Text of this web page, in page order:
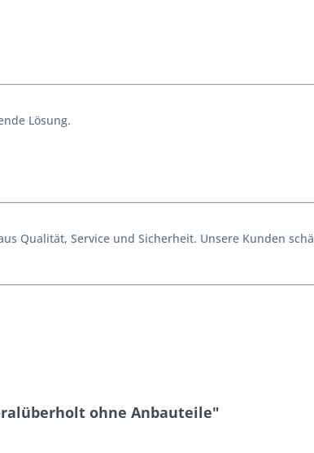
Lösung.
Qualität, Service und Sicherheit. Unsere Kunden
ohne Anbauteile"